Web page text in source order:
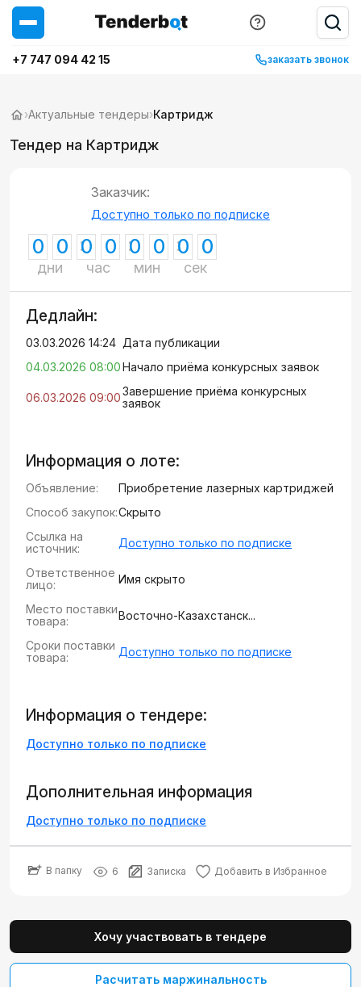
+7 747 094 42 15 заказать звонок
›Актуальные тендеры›Картридж
Тендер на Картридж
Заказчик:
Доступно только по подписке
0 0
дни
0 0
час
0 0
мин
0 0
сек
Дедлайн:
03.03.2026 14:24 Дата публикации
04.03.2026 08:00Начало приёма конкурсных заявок
06.03.2026 09:00Завершение приёма конкурсных
заявок
Информация о лоте:
Объявление:
Приобретение лазерных картриджей
Способ закупок:Скрыто
Ссылка на
источник:
Доступно только по подписке
Ответственное
лицо:
Имя скрыто
Место поставки
товара:
Восточно-Казахстанск...
Сроки поставки
товара:
Доступно только по подписке
Информация о тендере:
Доступно только по подписке
Дополнительная информация
Доступно только по подписке
В папку 6 Записка Добавить в Избранное
Хочу участвовать в тендере
Расчитать маржинальность